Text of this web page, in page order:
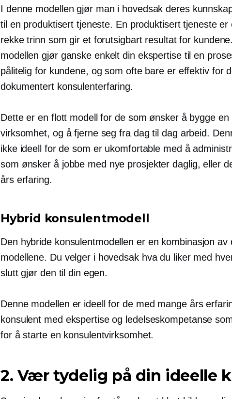
I denne modellen gjør man i hovedsak deres
til en produktisert tjeneste. En produktisert tjeneste er
rekke trinn som gir et forutsigbart resultat for
modellen gjør ganske enkelt din ekspertise til en
pålitelig for kundene, og som ofte bare er effektiv for
dokumentert konsulenterfaring.
Dette er en flott modell for de som ønsker å bygge en
virksomhet, og å fjerne seg fra dag til dag arbeid.
ikke ideell for de som er ukomfortable med å
som ønsker å jobbe med nye prosjekter daglig, eller
års erfaring.
Hybrid konsulentmodell
Den hybride konsulentmodellen er en kombinasjon av
modellene. Du velger i hovedsak hva du liker med
slutt gjør den til din egen.
Denne modellen er ideell for de med mange års
konsulent med ekspertise og ledelseskompetanse
for å starte en konsulentvirksomhet.
2. Vær tydelig på din ideelle